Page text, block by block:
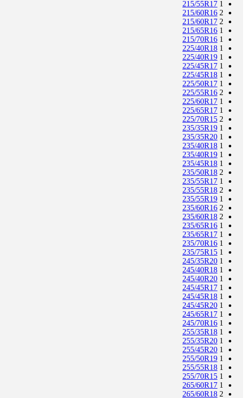
215/55R17 1
215/60R16 2
215/60R17 2
215/65R16 1
215/70R16 1
225/40R18 1
225/40R19 1
225/45R17 1
225/45R18 1
225/50R17 1
225/55R16 2
225/60R17 1
225/65R17 1
225/70R15 2
235/35R19 1
235/35R20 1
235/40R18 1
235/40R19 1
235/45R18 1
235/50R18 2
235/55R17 1
235/55R18 2
235/55R19 1
235/60R16 2
235/60R18 2
235/65R16 1
235/65R17 1
235/70R16 1
235/75R15 1
245/35R20 1
245/40R18 1
245/40R20 1
245/45R17 1
245/45R18 1
245/45R20 1
245/65R17 1
245/70R16 1
255/35R18 1
255/35R20 1
255/45R20 1
255/50R19 1
255/55R18 1
255/70R15 1
265/60R17 1
265/60R18 2